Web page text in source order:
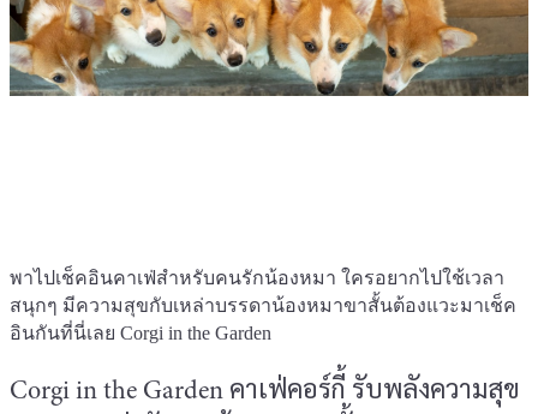
พาไปเช็คอินคาเฟ่สำหรับคนรักน้องหมา ใครอยากไปใช้เวลา
สนุกๆ มีความสุขกับเหล่าบรรดาน้องหมาขาสั้นต้องแวะมาเช็ค
อินกันที่นี่เลย Corgi in the Garden
Corgi in the Garden คาเฟ่คอร์กี้ รับพลังความสุข